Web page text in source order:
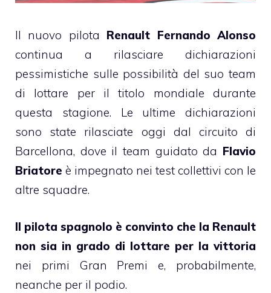
Il nuovo pilota Renault Fernando Alonso
continua a rilasciare dichiarazioni
pessimistiche sulle possibilità del suo team
di lottare per il titolo mondiale durante
questa stagione. Le ultime dichiarazioni
sono state rilasciate oggi dal circuito di
Barcellona, dove il team guidato da Flavio
Briatore è impegnato nei test collettivi con le
altre squadre.
Il pilota spagnolo è convinto che la Renault
non sia in grado di lottare per la vittoria
nei primi Gran Premi e, probabilmente,
neanche per il podio.